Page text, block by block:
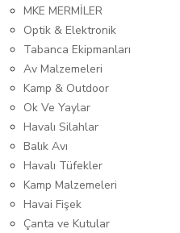
MKE MERMİLER
Optik & Elektronik
Tabanca Ekipmanları
Av Malzemeleri
Kamp & Outdoor
Ok Ve Yaylar
Havalı Silahlar
Balık Avı
Havalı Tüfekler
Kamp Malzemeleri
Havai Fişek
Çanta ve Kutular